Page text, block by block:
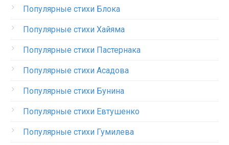
Популярные стихи Блока
Популярные стихи Хайяма
Популярные стихи Пастернака
Популярные стихи Асадова
Популярные стихи Бунина
Популярные стихи Евтушенко
Популярные стихи Гумилева